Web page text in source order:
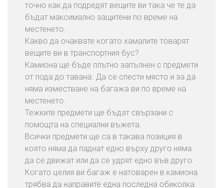
точно как да подредят вещите ви така че те да
бъдат максимално защитени по време на
местенето.
Какво да очаквате когато хамалите товарят
вещите ви в транспортния бус?
Камиона ще бъде плътно запълнен с предмети
от пода до тавана. Да се спести място и за да
няма изместване на багажа ви по време на
местенето.
Тежките предмети ще бъдат свързани с
помощта на специални въжета.
Всички предмети ще са в такава позиция в
която няма да паднат едно върху друго няма
да се движат или да се удрят едно във друго.
Когато целия ви багаж е натоварен в камиона
трябва да направите една последна обиколка